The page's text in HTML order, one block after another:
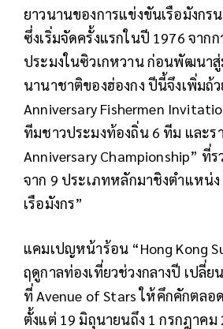
ยาวนานของการแข่งขันเรือมังกร
ซึ่งเริ่มจัดครั้งแรกในปี 1976 จาก
ประมงในซิวเกหวาน ก่อนพัฒนา
นานาชาติของฮ่องกง ปีนี้จึงเพิ่มถ้
Anniversary Fishermen
ทีมชาวประมงท้องถิ่น6 ทีม และร
Anniversary Championship” ที่ร
จาก 9 ประเภทหลักมาชิงตำแหน่ง
เรือมังกร”
แคมเปญหน้าร้อน “Hong Kong
ฤดูกาลท่องเที่ยวช่วงกลางปี เปลี่ย
ที่Avenue of Starsให้คึกคักตลอด
ตั้งแต่ 19 มิถุนายนถึง 1กรกฎาคม